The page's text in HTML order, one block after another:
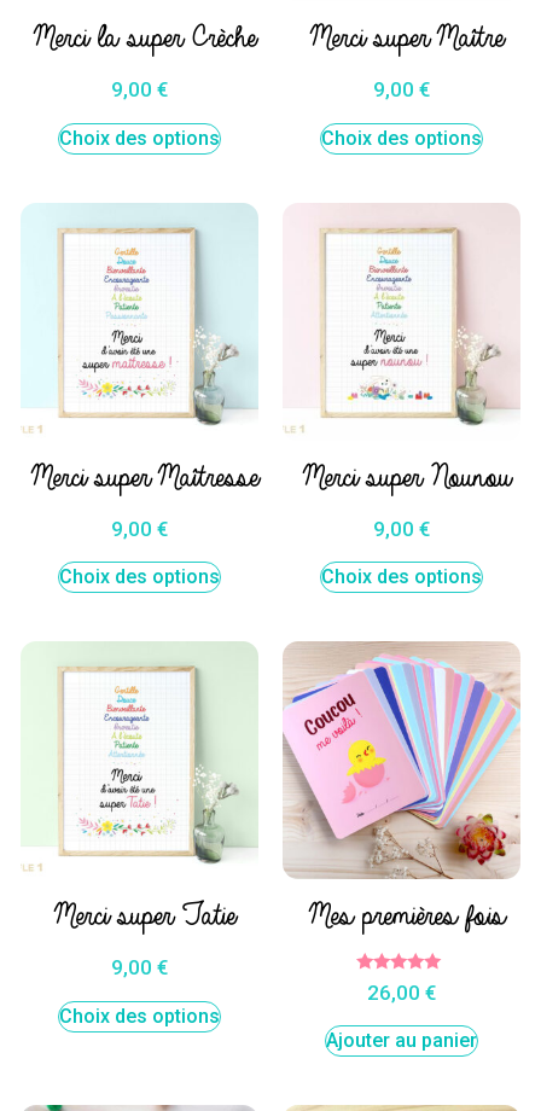
Merci la super Crèche
9,00 €
Choix des options
Merci super Maître
9,00 €
Choix des options
Merci super Maîtresse
9,00 €
Choix des options
Merci super Nounou
9,00 €
Choix des options
Merci super Tatie
9,00 €
Choix des options
Mes premières fois
Note
5.00
26,00 €
Ajouter au panier